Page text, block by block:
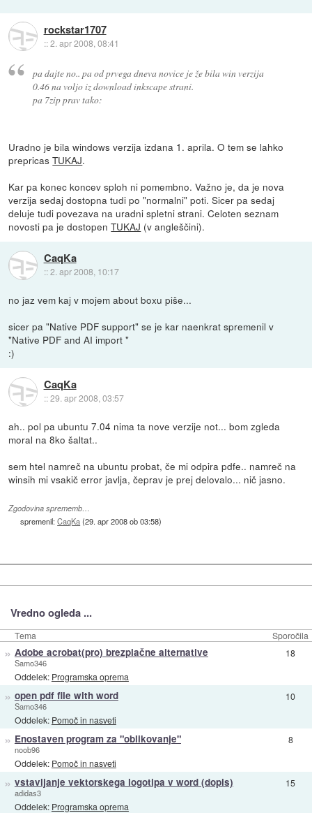
rockstar1707
::2. apr 2008, 08:41
pa dajte no.. pa od prvega dneva novice je že bila win verzija
0.46 na voljo iz download inkscape strani.
pa 7zip prav tako:
Uradno je bila windows verzija izdana 1. aprila. O tem se lahko
prepricasTUKAJ.
Kar pa konec koncev sploh ni pomembno. Važno je, da je nova
verzija sedaj dostopna tudi po "normalni" poti. Sicer pa sedaj
deluje tudi povezava na uradni spletni strani. Celoten seznam
novosti pa je dostopenTUKAJ (v angleščini).
CaqKa
::2. apr 2008, 10:17
no jaz vem kaj v mojem about boxu piše...
sicer pa "Native PDF support" se je kar naenkrat spremenil v
"Native PDF and AI import "
:)
CaqKa
::29. apr 2008, 03:57
ah.. pol pa ubuntu 7.04 nima ta nove verzije not... bom zgleda
moral na 8ko šaltat..
sem htel namreč na ubuntu probat, če mi odpira pdfe.. namreč na
winsih mi vsakič error javlja, čeprav je prej delovalo... nič jasno.
Zgodovina sprememb…
spremenil:CaqKa(29. apr 2008 ob 03:58)
Vredno ogleda ...
Tema Sporočila
» Adobe acrobat(pro) brezplačne alternative
Samo346
Oddelek: Programska oprema
18
» open pdf file with word
Samo346
Oddelek: Pomoč in nasveti
10
» Enostaven program za "oblikovanje"
noob96
Oddelek: Pomoč in nasveti
8
» vstavljanje vektorskega logotipa v word (dopis)
adidas3
Oddelek: Programska oprema
15